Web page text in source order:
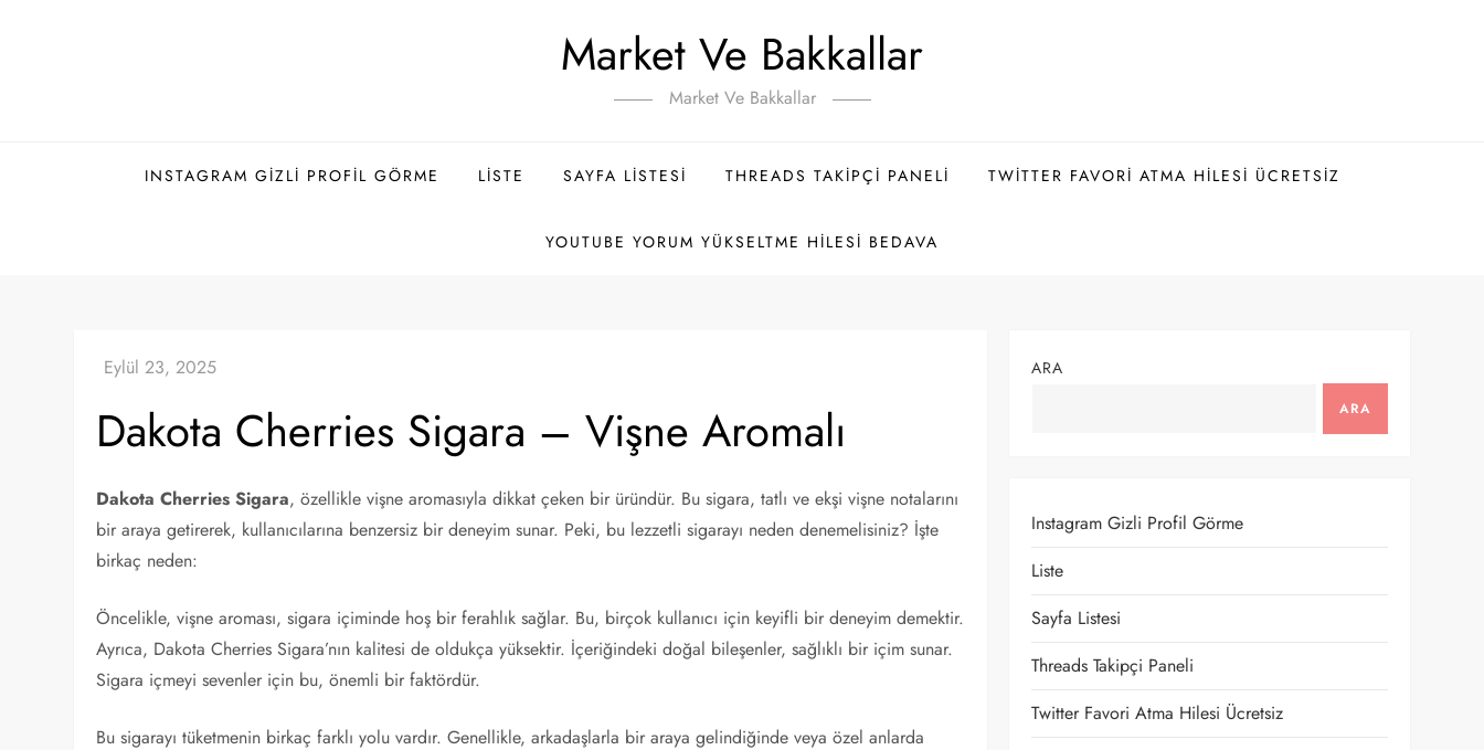
Market Ve Bakkallar
Market Ve Bakkallar
INSTAGRAM GIZLI PROFIL GÖRME LISTE SAYFA LISTESI THREADS TAKIPÇI PANELI TWITTER FAVORI ATMA HILESI ÜCRETSIZ
YOUTUBE YORUM YÜKSELTME HILESI BEDAVA
Dakota Cherries Sigara – Vişne Aromalı
Dakota Cherries Sigara, özellikle vişne aromasıyla dikkat çeken bir üründür. Bu sigara, tatlı ve ekşi vişne notalarını
bir araya getirerek, kullanıcılarına benzersiz bir deneyim sunar. Peki, bu lezzetli sigarayı neden denemelisiniz? İşte
birkaç neden:
Öncelikle, vişne aroması, sigara içiminde hoş bir ferahlık sağlar. Bu, birçok kullanıcı için keyifli bir deneyim demektir.
Ayrıca, Dakota Cherries Sigara’nın kalitesi de oldukça yüksektir. İçeriğindeki doğal bileşenler, sağlıklı bir içim sunar.
Sigara içmeyi sevenler için bu, önemli bir faktördür.
Bu sigarayı tüketmenin birkaç farklı yolu vardır. Genellikle, arkadaşlarla bir araya gelindiğinde veya özel anlarda
ARA
ARA
Instagram Gizli Profil Görme
Liste
Sayfa Listesi
Threads Takipçi Paneli
Twitter Favori Atma Hilesi Ücretsiz